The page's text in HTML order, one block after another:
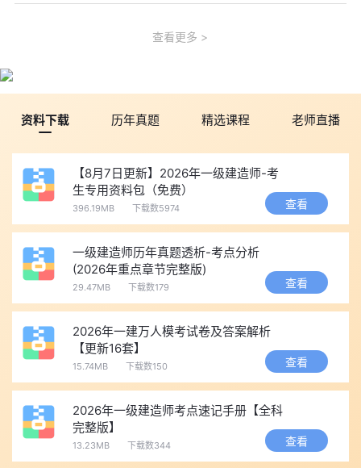
查看更多
资料下载 历年真题 精选课程 老师直播
【8月7日更新】2026年一级建造师-考
生专用资料包（免费）
396.19MB 下载数5974 查看
一级建造师历年真题透析-考点分析
(2026年重点章节完整版)
29.47MB 下载数179 查看
2026年一建万人模考试卷及答案解析
【更新16套】
15.74MB 下载数150 查看
2026年一级建造师考点速记手册【全科
完整版】
13.23MB 下载数344 查看